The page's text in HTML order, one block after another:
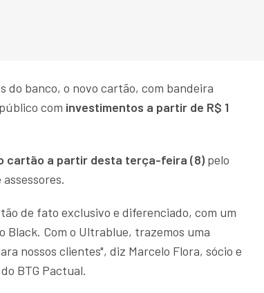
do banco, o novo cartão, com bandeira
com investimentos a partir de R$ 1
cartão a partir desta terça-feira (8) pelo
de fato exclusivo e diferenciado, com um
Black. Com o Ultrablue, trazemos uma
nossos clientes", diz Marcelo Flora, sócio e
BTG Pactual.